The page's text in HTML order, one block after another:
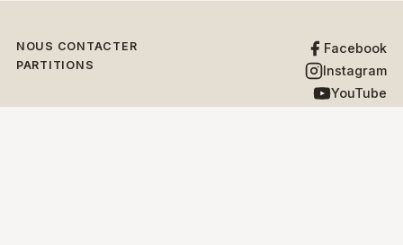
NOUS CONTACTER
PARTITIONS
Facebook
Instagram
YouTube